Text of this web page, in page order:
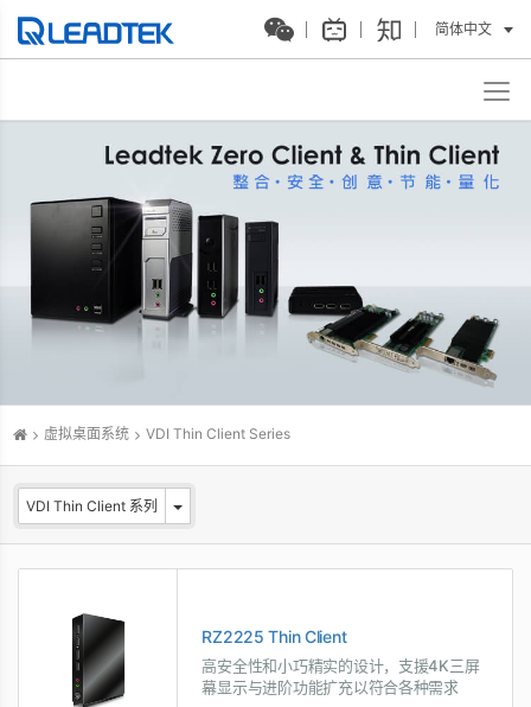
简体中文
虚拟桌面系统 VDI Thin Client Series
VDI Thin Client 系列
RZ2225 Thin Client
高安全性和小巧精实的设计，支援4K三屏
幕显示与进阶功能扩充以符合各种需求